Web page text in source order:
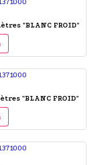
"BLANC FROID"
"BLANC FROID"